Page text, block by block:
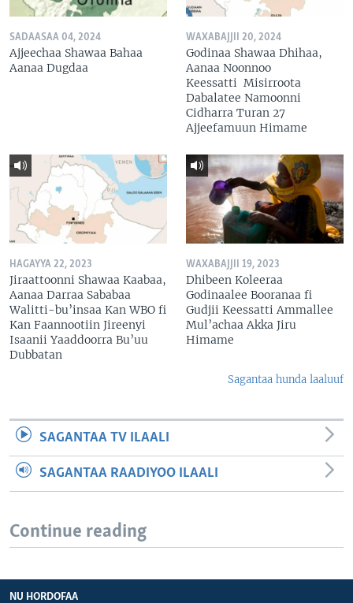
SADAASAA 04, 2024
Ajjeechaa Shawaa Bahaa
Aanaa Dugdaa
WAXABAJJII 20, 2024
Godinaa Shawaa Dhihaa,
Aanaa Noonnoo
Keessatti Misirroota
Dabalatee Namoonni
Cidharra Turan 27
Ajjeefamuun Himame
HAGAYYA 22, 2023
Jiraattoonni Shawaa Kaabaa,
Aanaa Darraa Sababaa
Walitti-bu’insaa Kan WBO fi
Kan Faannootiin Jireenyi
Isaanii Yaaddoorra Bu’uu
Dubbatan
WAXABAJJII 19, 2023
Dhibeen Koleeraa
Godinaalee Booranaa fi
Gudjii Keessatti Ammallee
Mul’achaa Akka Jiru
Himame
Sagantaa hunda laaluuf
SAGANTAA TV ILAALI
SAGANTAA RAADIYOO ILAALI
Continue reading
NU HORDOFAA